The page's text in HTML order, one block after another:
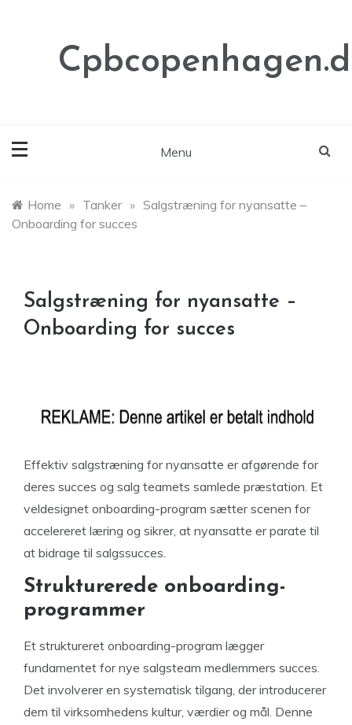
Menu
Home » Tanker » Salgstræning for nyansatte –
Onboarding for succes
Salgstræning for nyansatte –
Onboarding for succes
Effektiv salgstræning for nyansatte er afgørende for
deres succes og salg teamets samlede præstation. Et
veldesignet onboarding-program sætter scenen for
accelereret læring og sikrer, at nyansatte er parate til
at bidrage til salgssucces.
Strukturerede onboarding-
programmer
Et struktureret onboarding-program lægger
fundamentet for nye salgsteam medlemmers succes.
Det involverer en systematisk tilgang, der introducerer
dem til virksomhedens kultur, værdier og mål. Denne